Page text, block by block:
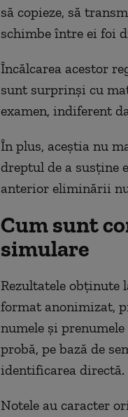
să copieze, să
schimbe între ei foi
Încălcarea acestor
sunt surprinși cu
examen, indiferent
În plus, aceștia nu
dreptul de a susține
anterior eliminării
Cum sunt
simulare
Rezultatele obținute
format anonimizat,
numele și
probă, pe bază de
identificarea directă.
Notele au caracter